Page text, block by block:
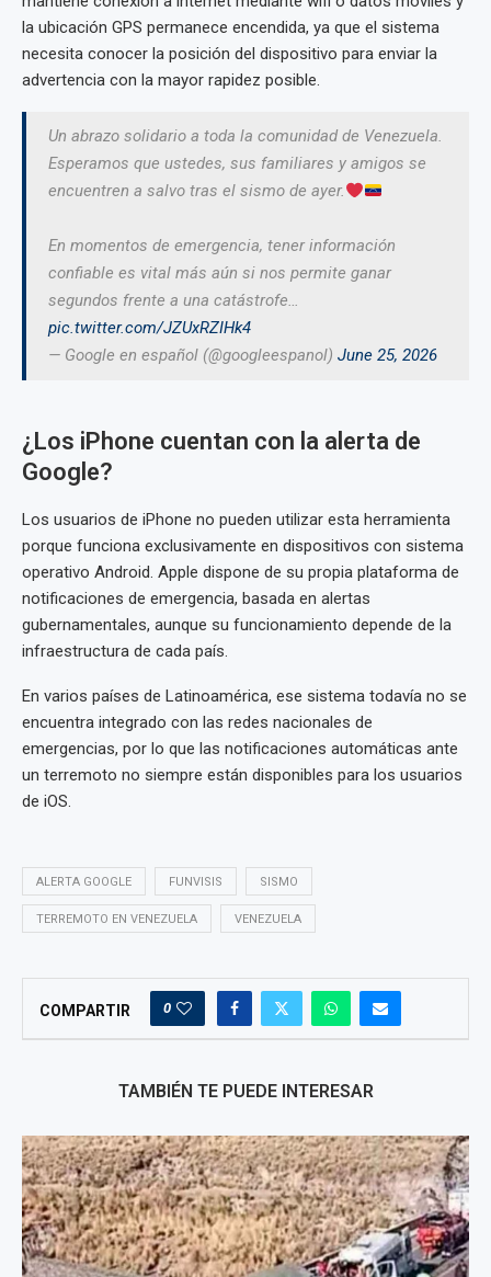
la ubicación GPS permanece encendida, ya que el sistema
necesita conocer la posición del dispositivo para enviar la
advertencia con la mayor rapidez posible.
Un abrazo solidario a toda la comunidad de Venezuela.
Esperamos que ustedes, sus familiares y amigos se
encuentren a salvo tras el sismo de ayer.
En momentos de emergencia, tener información
confiable es vital más aún si nos permite ganar
segundos frente a una catástrofe…
pic.twitter.com/JZUxRZIHk4
— Google en español (@googleespanol) June 25, 2026
¿Los iPhone cuentan con la alerta de
Google?
Los usuarios de iPhone no pueden utilizar esta herramienta
porque funciona exclusivamente en dispositivos con sistema
operativo Android. Apple dispone de su propia plataforma de
notificaciones de emergencia, basada en alertas
gubernamentales, aunque su funcionamiento depende de la
infraestructura de cada país.
En varios países de Latinoamérica, ese sistema todavía no se
encuentra integrado con las redes nacionales de
emergencias, por lo que las notificaciones automáticas ante
un terremoto no siempre están disponibles para los usuarios
de iOS.
ALERTA GOOGLE FUNVISIS SISMO
TERREMOTO EN VENEZUELA VENEZUELA
COMPARTIR 0
TAMBIÉN TE PUEDE INTERESAR